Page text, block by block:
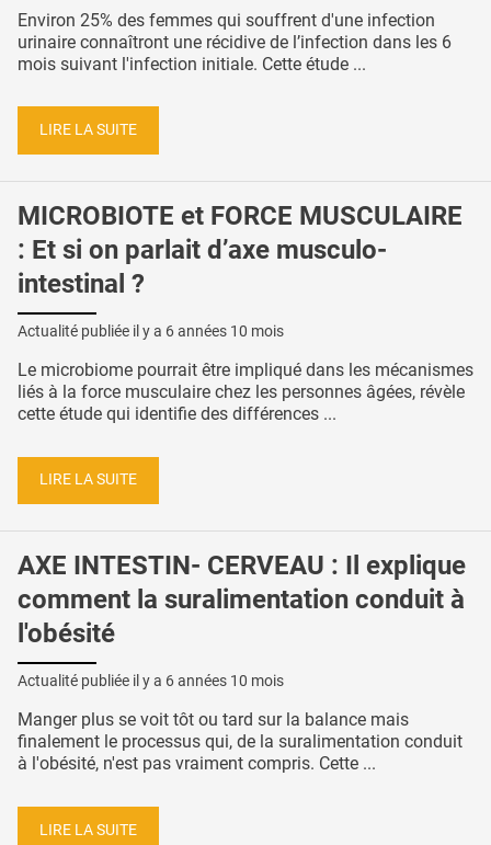
Environ 25% des femmes qui souffrent d'une infection
urinaire connaîtront une récidive de l’infection dans les 6
mois suivant l'infection initiale. Cette étude ...
LIRE LA SUITE
MICROBIOTE et FORCE MUSCULAIRE
: Et si on parlait d’axe musculo-
intestinal ?
Actualité publiée il y a 6 années 10 mois
Le microbiome pourrait être impliqué dans les mécanismes
liés à la force musculaire chez les personnes âgées, révèle
cette étude qui identifie des différences ...
LIRE LA SUITE
AXE INTESTIN- CERVEAU : Il explique
comment la suralimentation conduit à
l'obésité
Actualité publiée il y a 6 années 10 mois
Manger plus se voit tôt ou tard sur la balance mais
finalement le processus qui, de la suralimentation conduit
à l'obésité, n'est pas vraiment compris. Cette ...
LIRE LA SUITE